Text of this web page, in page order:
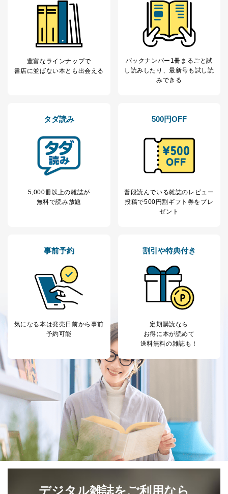
豊富なラインナップで
書店に並ばない本とも出会える
バックナンバー1冊まるごと試
し読み したり、最新号も試し読
みできる
タダ読み
5,000冊以上の雑誌が
無料で読み放題
500円OFF
普段読んでいる雑誌のレビュー
投稿で500円割ギフト券をプレ
ゼント
事前予約
気になる本は発売日前から事前
予約可能
割引や特典付き
定期購読なら
お得に本が読めて
送料無料の雑誌も！
デジタル雑誌をご利用なら